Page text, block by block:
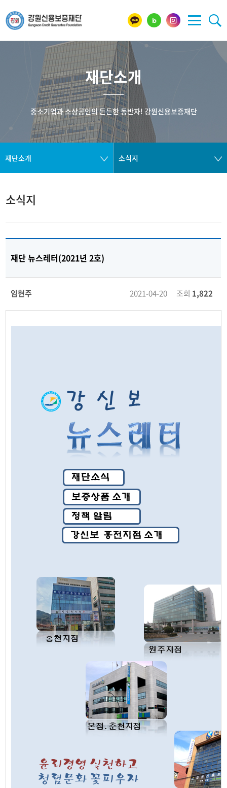
재단소개
중소기업과 소상공인의 든든한 동반자! 강원신용보증재단
재단소개 소식지
소식지
재단 뉴스레터(2021년 2호)
임현주 2021-04-20 조회 1,822